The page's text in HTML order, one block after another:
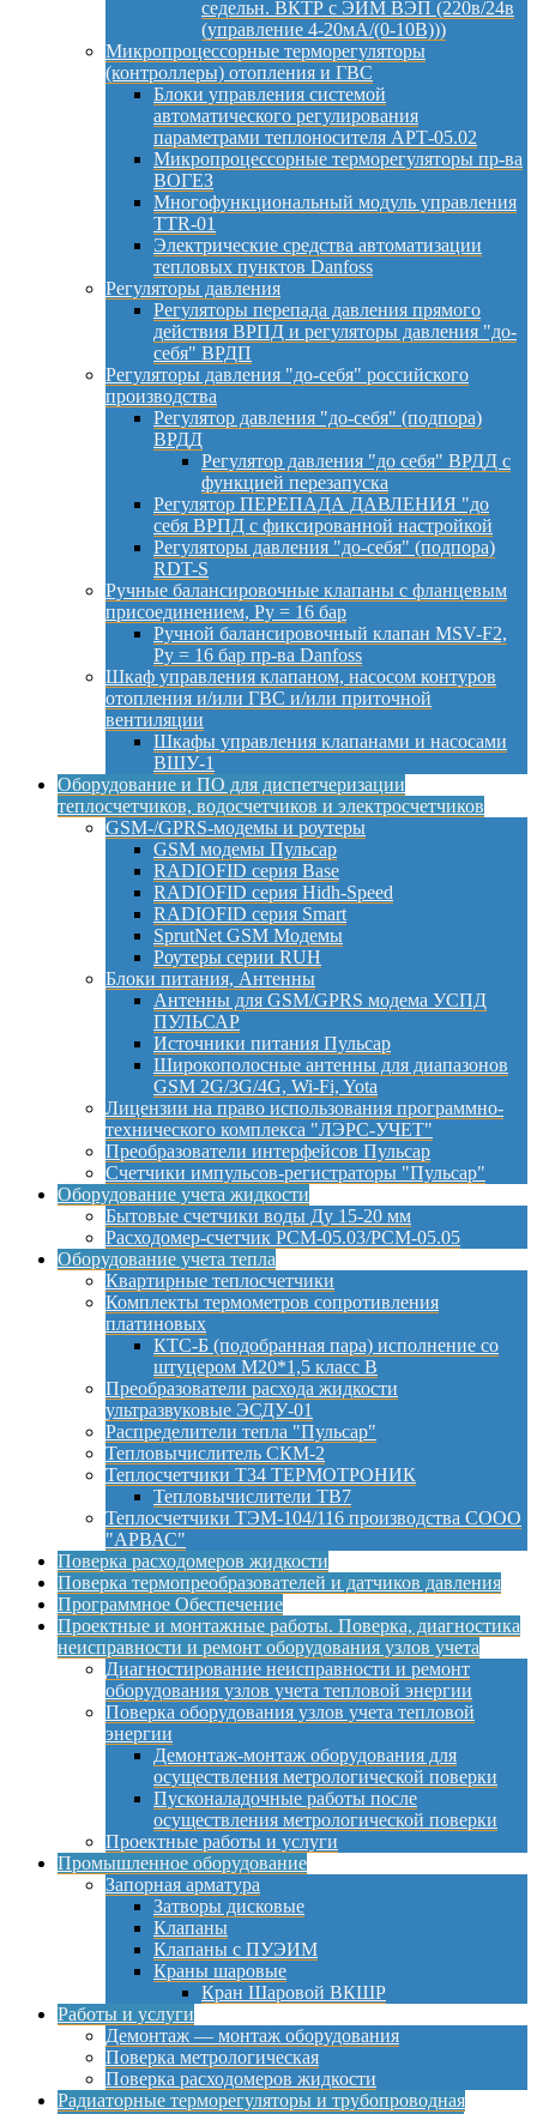
седельн. ВКТР с ЭИМ ВЭП (220в/24в
(управление 4-20мА/(0-10В)))
Микропроцессорные терморегуляторы
(контроллеры) отопления и ГВС
Блоки управления системой
автоматического регулирования
параметрами теплоносителя АРТ-05.02
Микропроцессорные терморегуляторы пр-ва
ВОГЕЗ
Многофункциональный модуль управления
TTR-01
Электрические средства автоматизации
тепловых пунктов Danfoss
Регуляторы давления
Регуляторы перепада давления прямого
действия ВРПД и регуляторы давления "до-
себя" ВРДП
Регуляторы давления "до-себя" российского
производства
Регулятор давления "до-себя" (подпора)
ВРДД
Регулятор давления "до себя" ВРДД с
функцией перезапуска
Регулятор ПЕРЕПАДА ДАВЛЕНИЯ "до
себя ВРПД с фиксированной настройкой
Регуляторы давления "до-себя" (подпора)
RDT-S
Ручные балансировочные клапаны с фланцевым
присоединением, Py = 16 бар
Ручной балансировочный клапан MSV-F2,
Py = 16 бар пр-ва Danfoss
Шкаф управления клапаном, насосом контуров
отопления и/или ГВС и/или приточной
вентиляции
Шкафы управления клапанами и насосами
ВШУ-1
Оборудование и ПО для диспетчеризации
теплосчетчиков, водосчетчиков и электросчетчиков
GSM-/GPRS-модемы и роутеры
GSM модемы Пульсар
RADIOFID серия Base
RADIOFID серия Hidh-Speed
RADIOFID серия Smart
SprutNet GSM Модемы
Роутеры серии RUH
Блоки питания, Антенны
Антенны для GSM/GPRS модема УСПД
ПУЛЬСАР
Источники питания Пульсар
Широкополосные антенны для диапазонов
GSM 2G/3G/4G, Wi-Fi, Yota
Лицензии на право использования программно-
технического комплекса "ЛЭРС-УЧЕТ"
Преобразователи интерфейсов Пульсар
Счетчики импульсов-регистраторы "Пульсар"
Оборудование учета жидкости
Бытовые счетчики воды Ду 15-20 мм
Расходомер-счетчик РСМ-05.03/РСМ-05.05
Оборудование учета тепла
Квартирные теплосчетчики
Комплекты термометров сопротивления
платиновых
КТС-Б (подобранная пара) исполнение со
штуцером М20*1,5 класс B
Преобразователи расхода жидкости
ультразвуковые ЭСДУ-01
Распределители тепла "Пульсар"
Тепловычислитель СКМ-2
Теплосчетчики Т34 ТЕРМОТРОНИК
Тепловычислители ТВ7
Теплосчетчики ТЭМ-104/116 производства СООО
"АРВАС"
Поверка расходомеров жидкости
Поверка термопреобразователей и датчиков давления
Программное Обеспечение
Проектные и монтажные работы. Поверка, диагностика
неисправности и ремонт оборудования узлов учета
Диагностирование неисправности и ремонт
оборудования узлов учета тепловой энергии
Поверка оборудования узлов учета тепловой
энергии
Демонтаж-монтаж оборудования для
осуществления метрологической поверки
Пусконаладочные работы после
осуществления метрологической поверки
Проектные работы и услуги
Промышленное оборудование
Запорная арматура
Затворы дисковые
Клапаны
Клапаны с ПУЭИМ
Краны шаровые
Кран Шаровой ВКШР
Работы и услуги
Демонтаж — монтаж оборудования
Поверка метрологическая
Поверка расходомеров жидкости
Радиаторные терморегуляторы и трубопроводная